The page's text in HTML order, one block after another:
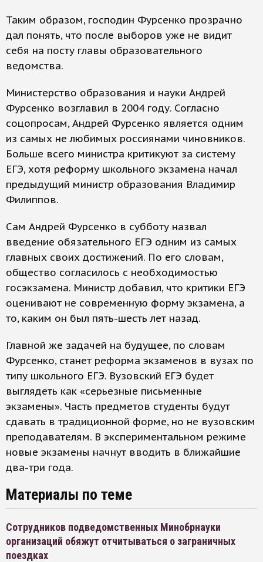
Таким образом, господин Фурсенко прозрачно
дал понять, что после выборов уже не видит
себя на посту главы образовательного
ведомства.
Министерство образования и науки Андрей
Фурсенко возглавил в 2004 году. Согласно
соцопросам, Андрей Фурсенко является одним
из самых не любимых россиянами чиновников.
Больше всего министра критикуют за систему
ЕГЭ, хотя реформу школьного экзамена начал
предыдущий министр образования Владимир
Филиппов.
Сам Андрей Фурсенко в субботу назвал
введение обязательного ЕГЭ одним из самых
главных своих достижений. По его словам,
общество согласилось с необходимостью
госэкзамена. Министр добавил, что критики ЕГЭ
оценивают не современную форму экзамена, а
то, каким он был пять-шесть лет назад.
Главной же задачей на будущее, по словам
Фурсенко, станет реформа экзаменов в вузах по
типу школьного ЕГЭ. Вузовский ЕГЭ будет
выглядеть как «серьезные письменные
экзамены». Часть предметов студенты будут
сдавать в традиционной форме, но не вузовским
преподавателям. В экспериментальном режиме
новые экзамены начнут вводить в ближайшие
два-три года.
Материалы по теме
Сотрудников подведомственных Минобрнауки
организаций обяжут отчитываться о заграничных
поездках